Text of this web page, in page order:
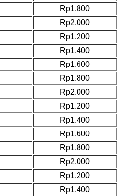
Rp1.800
Rp2.000
Rp1.200
Rp1.400
Rp1.600
Rp1.800
Rp2.000
Rp1.200
Rp1.400
Rp1.600
Rp1.800
Rp2.000
Rp1.200
Rp1.400